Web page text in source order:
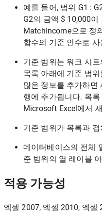
예를 들어, 범위 G1 :
G2의 금액 $ 10,000
MatchIncome으로 정
함수의 기준 인수로
기준 범위는 워크 시
목록 아래에 기준 범
많은 정보를 추가하면
행에 추가됩니다. 목
Microsoft Excel에서
기준 범위가 목록과
데이터베이스의 전체
준 범위의 열 레이블
적용 가능성
엑셀 2007, 엑셀 2010, 엑셀